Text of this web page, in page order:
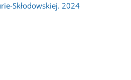
Skłodowskiej. 2024